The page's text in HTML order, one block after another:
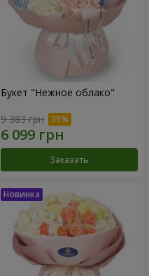
Букет "Нежное облако"
9 383 грн
Заказать